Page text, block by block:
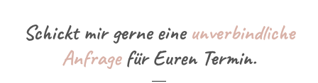
Schickt mir gerne eineunverbindliche
Anfragefür Euren Termin.